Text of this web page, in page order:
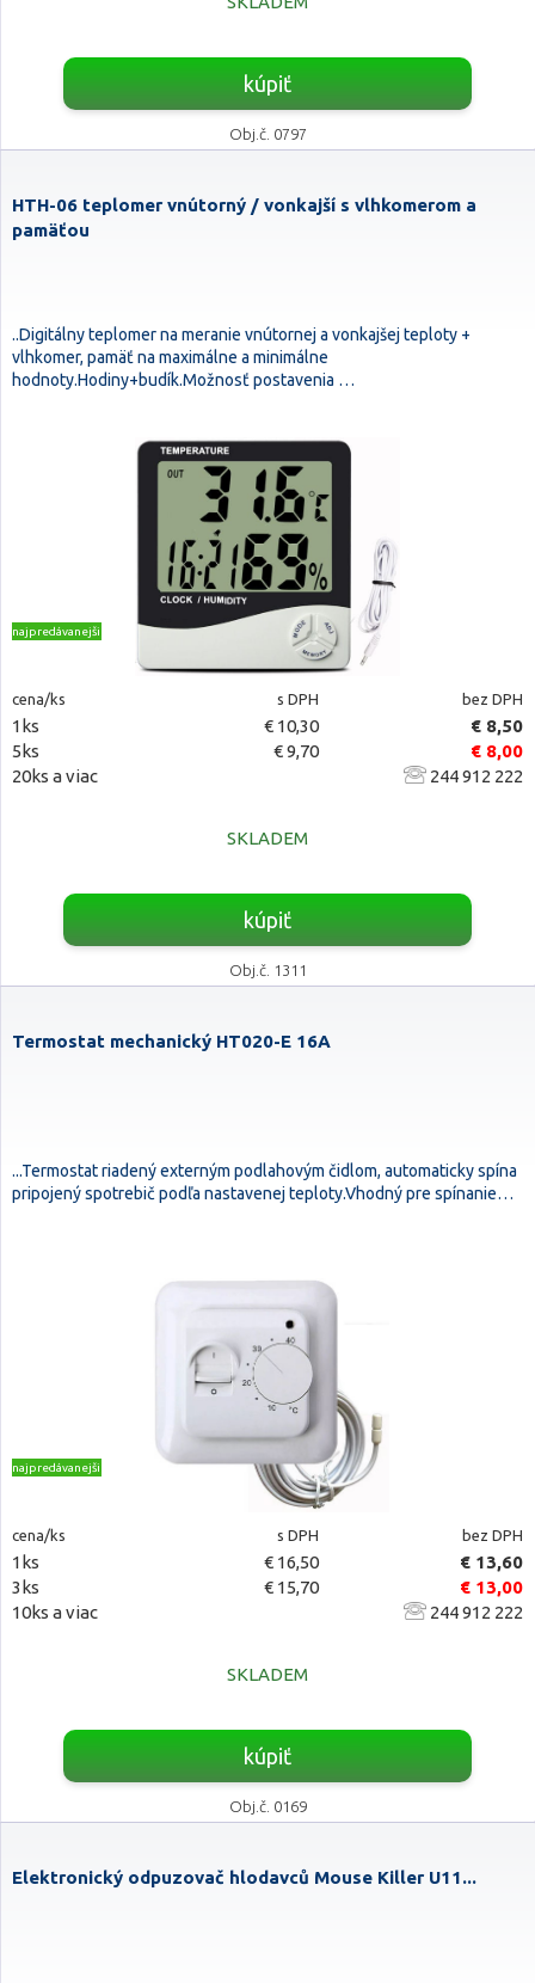
kúpiť
Obj.č. 0797
HTH-06 teplomer vnútorný / vonkajší s vlhkomerom a
pamäťou
..Digitálny teplomer na meranie vnútornej a vonkajšej teploty +
vlhkomer, pamäť na maximálne a minimálne
hodnoty.Hodiny+budík.Možnosť postavenia …
najpredávanejšie
cena/ks s DPH bez DPH
1ks € 10,30
€ 8,50
5ks
€ 9,70
€ 8,00
20ks a viac
244 912 222
SKLADEM
kúpiť
Obj.č. 1311
Termostat mechanický HT020-E 16A
...Termostat riadený externým podlahovým čidlom, automaticky spína
pripojený spotrebič podľa nastavenej teploty.Vhodný pre spínanie…
najpredávanejšie
cena/ks s DPH bez DPH
1ks € 16,50
€ 13,60
3ks
€ 15,70
€ 13,00
10ks a viac
244 912 222
SKLADEM
kúpiť
Obj.č. 0169
Elektronický odpuzovač hlodavců Mouse Killer U11...